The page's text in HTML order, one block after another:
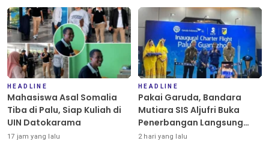
HEADLINE
Mahasiswa Asal Somalia
Tiba di Palu, Siap Kuliah di
UIN Datokarama
17 jam yang lalu
HEADLINE
Pakai Garuda, Bandara
Mutiara SIS Aljufri Buka
Penerbangan Langsung
Palu-Guangzhou
2 hari yang lalu